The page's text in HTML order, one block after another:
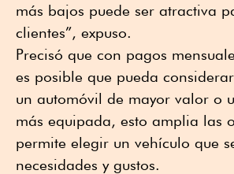
más bajos puede ser atractiva
clientes”, expuso.
Precisó que con pagos
es posible que pueda
un automóvil de mayor valor o
más equipada, esto amplia las
permite elegir un vehículo que
necesidades y gustos.